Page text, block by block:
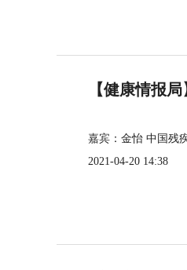
【健康情报
嘉宾：金怡 中国残
2021-04-20 14:38